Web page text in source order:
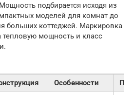
подбирается исходя из
моделей для комнат до
больших коттеджей. Маркировка
тепловую мощность и класс
Особенности